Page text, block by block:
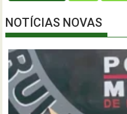
NOTÍCIAS NOVAS